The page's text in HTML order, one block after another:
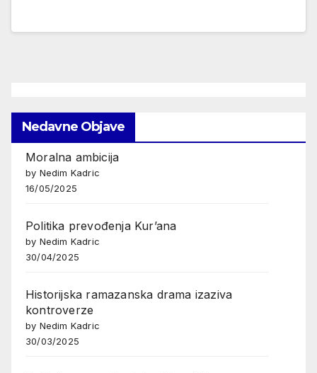
Nedavne Objave
Moralna ambicija
by Nedim Kadric
16/05/2025
Politika prevođenja Kur’ana
by Nedim Kadric
30/04/2025
Historijska ramazanska drama izaziva
kontroverze
by Nedim Kadric
30/03/2025